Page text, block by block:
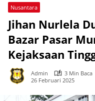
Nusantara
Jihan Nurlela
Bazar Pasar
Kejaksaan
Admin
3 Min Baca
26 Februari 2025